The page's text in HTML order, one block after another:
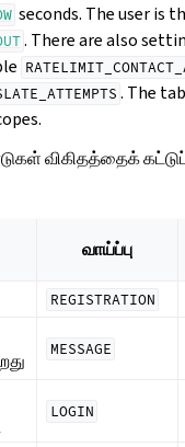
seconds. The user is
. There are also
. The
விகிதத்தைக்
வாய்ப்பு
REGISTRATION
MESSAGE
LOGIN